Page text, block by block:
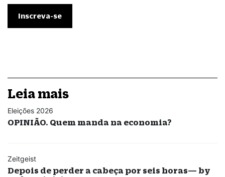
Leia mais
Eleições 2026
OPINIÃO. Quem manda na economia?
Zeitgeist
Depois de perder a cabeça por seis horas— by